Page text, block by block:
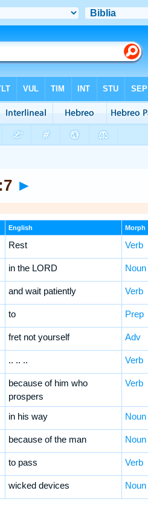
►
English Morph
Rest Verb
in the LORD Noun
and wait patiently Verb
to Prep
fret not yourself Adv
.. .. .. Verb
because of him who
prospers
Verb
in his way Noun
because of the man Noun
to pass Verb
wicked devices Noun